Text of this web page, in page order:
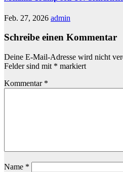
Feb. 27, 2026 admin
Schreibe einen Kommentar
Deine E-Mail-Adresse wird nicht
Felder sind mit * markiert
Kommentar *
Name *